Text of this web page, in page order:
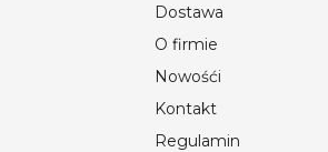
Dostawa
O firmie
Nowośći
Kontakt
Regulamin